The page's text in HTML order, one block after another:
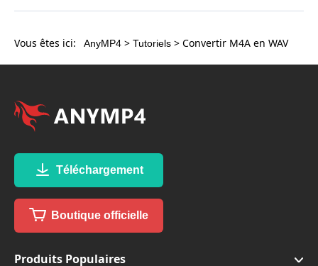
Vous êtes ici: AnyMP4 > Tutoriels > Convertir M4A en WAV
Téléchargement
Boutique officielle
Produits Populaires